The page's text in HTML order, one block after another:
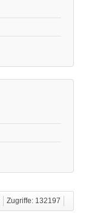
Zugriffe: 132197